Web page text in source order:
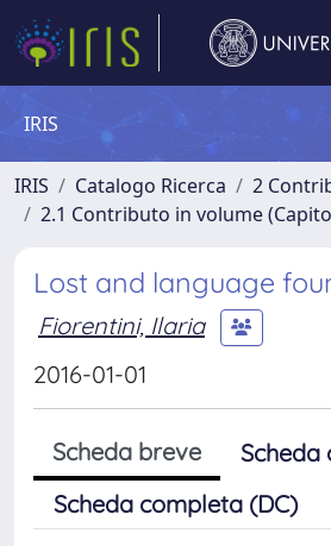
IRIS
IRIS Catalogo Ricerca
2
2.1 Contributo in volume
Lost and language
Fiorentini, Ilaria
2016-01-01
Scheda breve
Scheda
Scheda completa (DC)